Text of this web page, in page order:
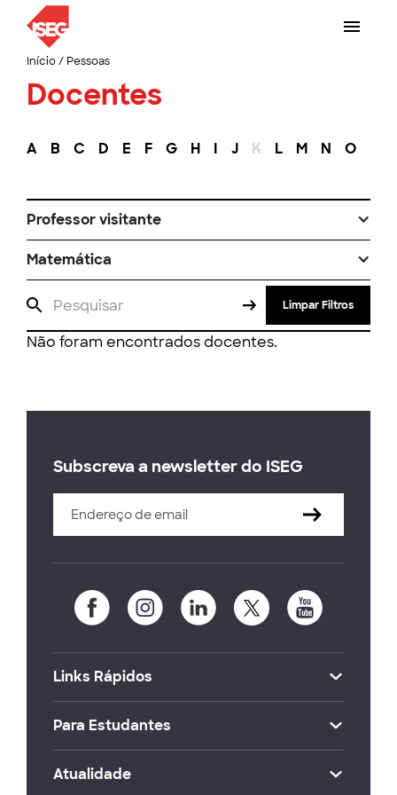
Início/ Pessoas
Docentes
A B C D E F G H I J K L M N O
Professor visitante
Matemática
Limpar Filtros
Não foram encontrados docentes.
Subscreva a newsletter do ISEG
Links Rápidos
Para Estudantes
Atualidade